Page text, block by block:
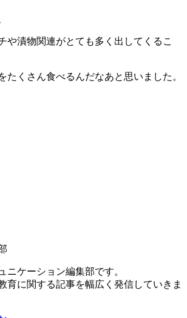
や漬物関連がとても多く出してくるこ
たくさん食べるんだなあと思いました。
ニケーション編集部です。
育に関する記事を幅広く発信していきま